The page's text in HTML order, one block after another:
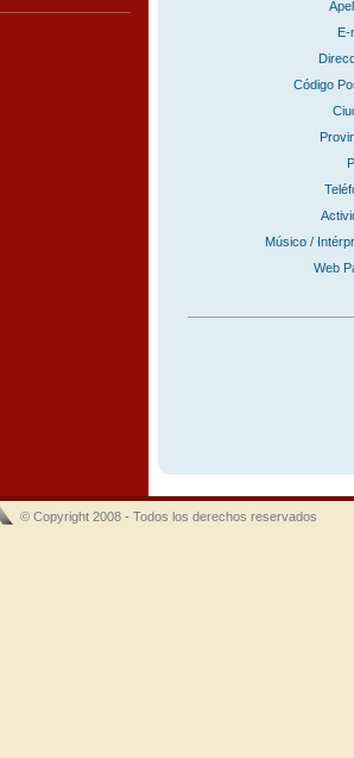
E-
Código
Músico /
Web
© Copyright 2008 - Todos los derechos reservados